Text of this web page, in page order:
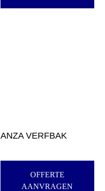
ANZA VERFBAK
OFFERTE
AANVRAGEN